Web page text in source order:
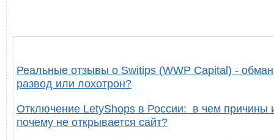
Реальные отзывы о Switips (WWP Capital) -
развод или лохотрон?
Отключение LetyShops в России: в чем причины
почему не открывается сайт?